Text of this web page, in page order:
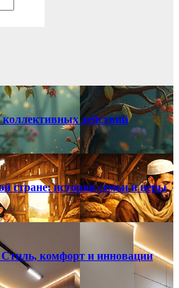
действий
стране: история семьи и веры
комфорт и инновации